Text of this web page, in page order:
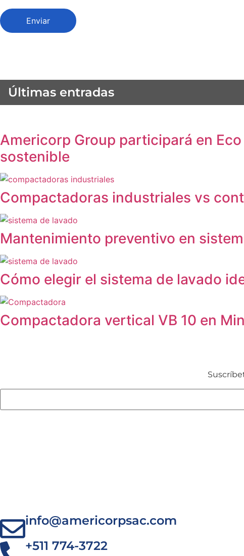
Enviar
Últimas entradas
Americorp Group participará en
sostenible
Compactadoras industriales vs
Mantenimiento preventivo en
Cómo elegir el sistema de lavado
Compactadora vertical VB 10 en
info@americorpsac.com
+511 774-3722